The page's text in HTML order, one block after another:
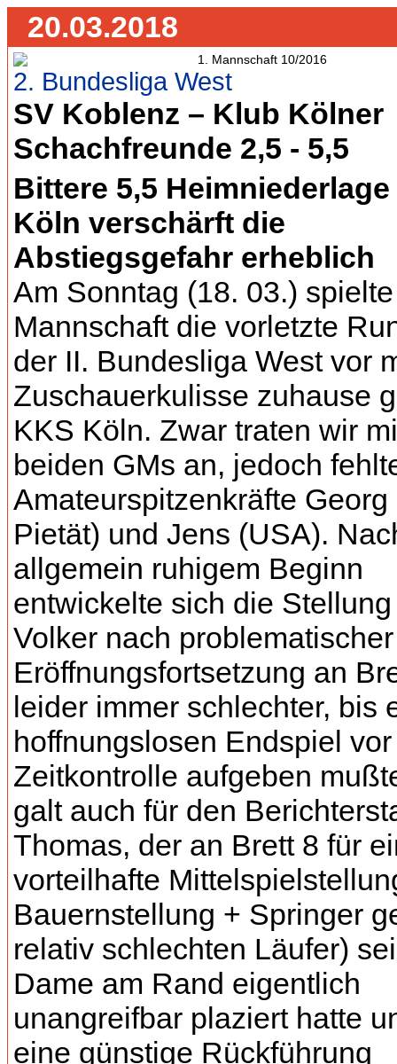
20.03.2018
2. Bundesliga West
SV Koblenz – Klub Kölner
Schachfreunde 2,5 - 5,5
Bittere 5,5
Köln verschärft die
Abstiegsgefahr erheblich
Am Sonntag (18. 03.)
Mannschaft die vorletzte
der II. Bundesliga West vor
Zuschauerkulisse zuhause
KKS Köln. Zwar traten wir
beiden GMs an, jedoch
Amateurspitzenkräfte Georg
Pietät) und Jens (USA).
allgemein ruhigem Beginn
entwickelte sich die
Volker nach problematischer
Eröffnungsfortsetzung an
leider immer schlechter, bis
hoffnungslosen Endspiel
Zeitkontrolle aufgeben
galt auch für den
Thomas, der an Brett 8 für
vorteilhafte
Bauernstellung + Springer
relativ schlechten Läufer)
Dame am Rand eigentlich
unangreifbar plaziert hatte
eine günstige Rückführung